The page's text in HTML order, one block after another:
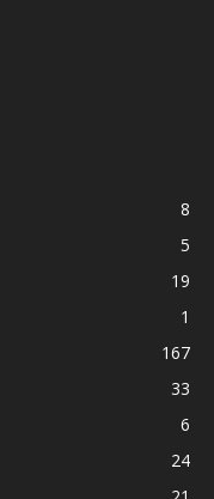
8
5
19
1
167
33
6
24